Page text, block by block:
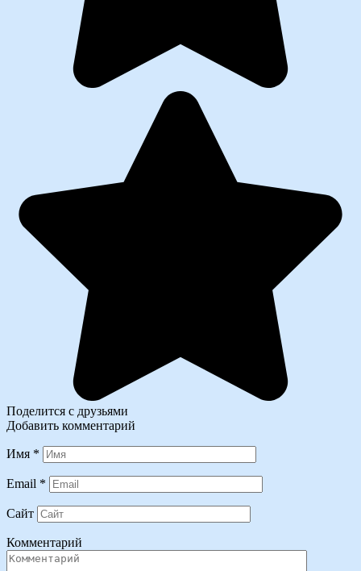
Поделится с друзьями
Добавить комментарий
Имя *
Email *
Сайт
Комментарий